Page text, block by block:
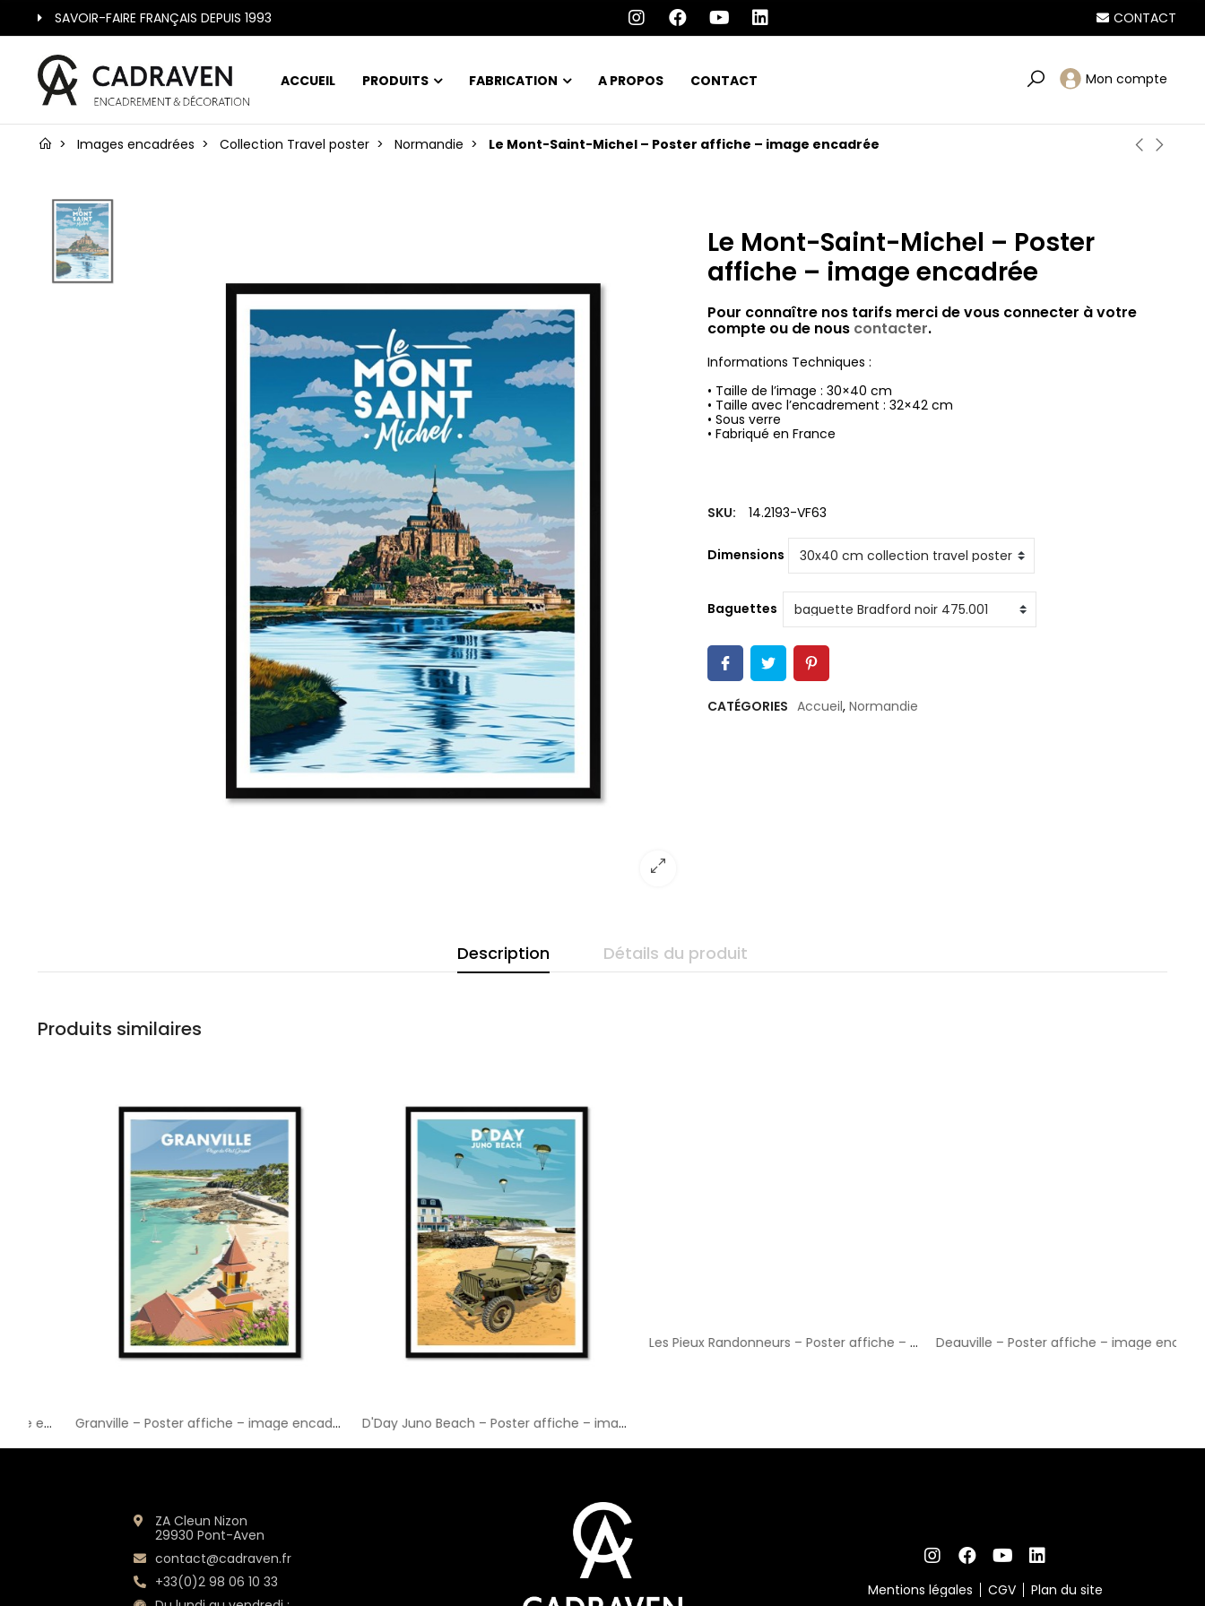
SAVOIR-FAIRE FRANÇAIS DEPUIS 1993 CONTACT
ACCUEIL PRODUITS FABRICATION A PROPOS CONTACT Mon compte
Images encadrées Collection Travel poster Normandie Le Mont-Saint-Michel – Poster affiche – image encadrée
Le Mont-Saint-Michel – Poster
affiche – image encadrée
Pour connaître nos tarifs merci de vous connecter à votre
compte ou de nous contacter.
Informations Techniques :
• Taille de l’image : 30×40 cm
• Taille avec l’encadrement : 32×42 cm
• Sous verre
• Fabriqué en France
SKU: 14.2193-VF63
Dimensions
Baguettes
CATÉGORIES Accueil, Normandie
Description Détails du produit
Produits similaires
Granville – Poster affiche – image encadrée D'Day Juno Beach – Poster affiche – image encadrée
ZA Cleun Nizon
29930 Pont-Aven
contact@cadraven.fr
+33(0)2 98 06 10 33
Mentions légales
CGV Plan du site